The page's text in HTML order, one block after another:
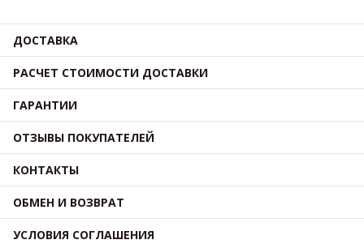
ДОСТАВКА
РАСЧЕТ СТОИМОСТИ ДОСТАВКИ
ГАРАНТИИ
ОТЗЫВЫ ПОКУПАТЕЛЕЙ
КОНТАКТЫ
ОБМЕН И ВОЗВРАТ
УСЛОВИЯ СОГЛАШЕНИЯ